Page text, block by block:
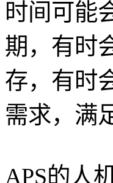
时间可能
期，有时
存，有时
需求，满
APS的人